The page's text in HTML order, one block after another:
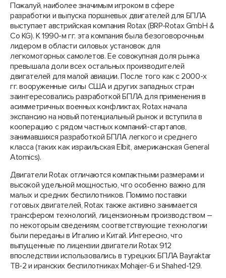
Пожалуй, наиболее значимым игроком в сфере
разработки и выпуска поршневых двигателей для БПЛА
выступает австрийская компания Rotax (BRP-Rotax GmbH &
Co KG). К 1990-м гг. эта компания была безоговорочным
лидером в области силовых установок для
легкомоторных самолетов. Ее совокупная доля рынка
превышала доли всех остальных производителей
двигателей для малой авиации. После того как с 2000-х
гг. вооруженные силы США и других западных стран
заинтересовались разработкой БПЛА для применения в
асимметричных военных конфликтах, Rotax начала
экспансию на новый потенциальный рынок и вступила в
кооперацию с рядом частных компаний-стартапов,
занимавшихся разработкой БПЛА легкого и среднего
класса (таких как израильская Elbit, американская General
Atomics).
Двигатели Rotax отличаются компактными размерами и
высокой удельной мощностью, что особенно важно для
малых и средних беспилотников. Помимо поставки
готовых двигателей, Rotax также активно занимается
трансфером технологий, лицензионным производством –
по некоторым сведениям, соответствующие технологии
были переданы в Италию и Китай. Интересно, что
выпущенные по лицензии двигатели Rotax 912
впоследствии использовались в турецких БПЛА Bayraktar
TB-2 и иранских беспилотниках Mohajer-6 и Shahed-129.